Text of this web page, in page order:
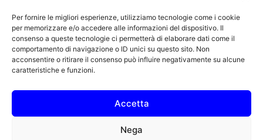
Per fornire le migliori esperienze, utilizziamo tecnologie come i cookie
per memorizzare e/o accedere alle informazioni del dispositivo. Il
consenso a queste tecnologie ci permetterà di elaborare dati come il
comportamento di navigazione o ID unici su questo sito. Non
acconsentire o ritirare il consenso può influire negativamente su alcune
caratteristiche e funzioni.
Accetta
Nega
Nextwave S.r.l. | Sede legale: Viale Abbadia 4, 29121
29121 Piacenza (PC) | P.IVA 01889220339 | REA 356998
10.000 i.v. | ROC 42072